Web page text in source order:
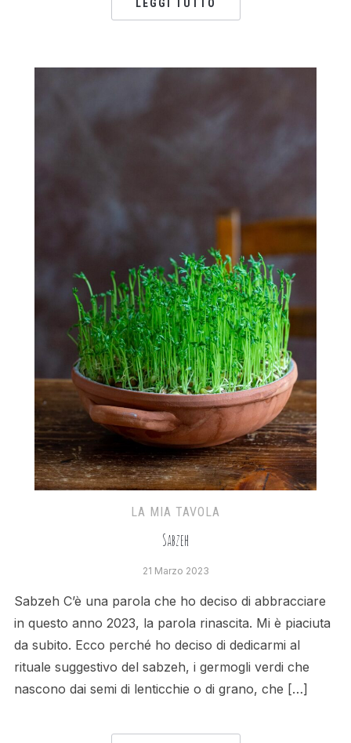
LEGGI TUTTO
LA MIA TAVOLA
Sabzeh
21 Marzo 2023
Sabzeh C’è una parola che ho deciso di abbracciare
in questo anno 2023, la parola rinascita. Mi è piaciuta
da subito. Ecco perché ho deciso di dedicarmi al
rituale suggestivo del sabzeh, i germogli verdi che
nascono dai semi di lenticchie o di grano, che […]